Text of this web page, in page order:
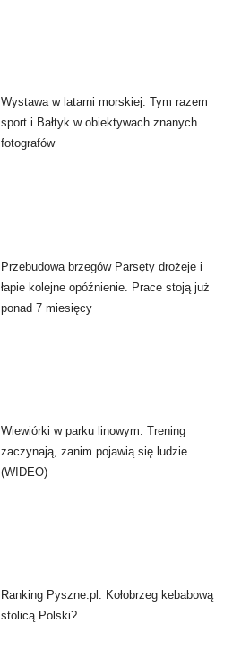
Wystawa w latarni morskiej. Tym razem
sport i Bałtyk w obiektywach znanych
fotografów
Przebudowa brzegów Parsęty drożeje i
łapie kolejne opóźnienie. Prace stoją już
ponad 7 miesięcy
Wiewiórki w parku linowym. Trening
zaczynają, zanim pojawią się ludzie
(WIDEO)
Ranking Pyszne.pl: Kołobrzeg kebabową
stolicą Polski?